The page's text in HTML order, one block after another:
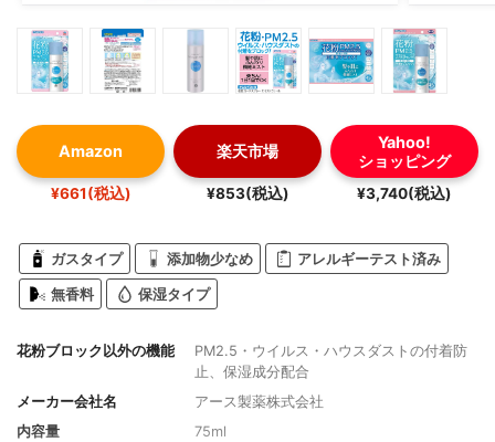
Amazon
¥661(税込)
楽天市場
¥853(税込)
Yahoo!
ショッピング
¥3,740(税込)
ガスタイプ 添加物少なめ アレルギーテスト済み
無香料 保湿タイプ
花粉ブロック以外の機能
PM2.5・ウイルス・ハウスダストの付着防
止、保湿成分配合
メーカー会社名
アース製薬株式会社
内容量
75ml